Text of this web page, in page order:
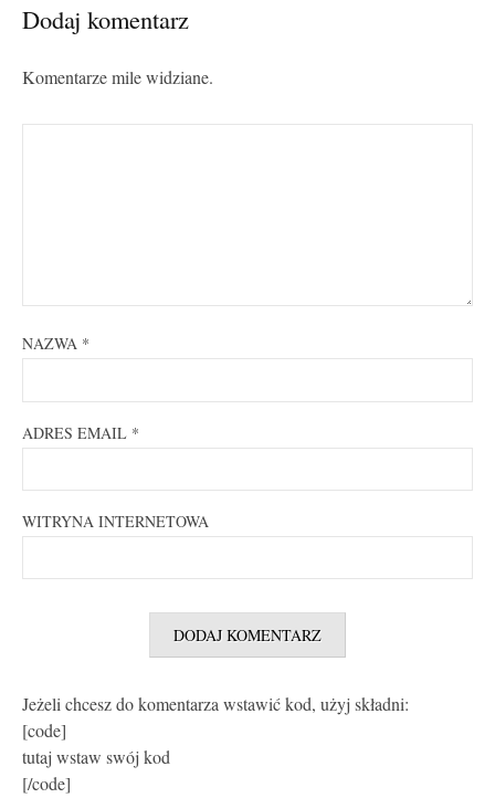
Dodaj komentarz
Komentarze mile widziane.
NAZWA *
ADRES EMAIL *
WITRYNA INTERNETOWA
Jeżeli chcesz do komentarza wstawić kod, użyj składni:
[code]
tutaj wstaw swój kod
[/code]